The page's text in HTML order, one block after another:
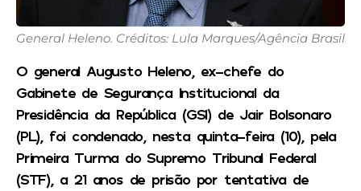
General Heleno. Créditos: Lula Marques/Agência Brasil
O general Augusto Heleno, ex-chefe do
Gabinete de Segurança Institucional da
Presidência da República (GSI) de Jair Bolsonaro
(PL), foi condenado, nesta quinta-feira (10), pela
Primeira Turma do Supremo Tribunal Federal
(STF), a 21 anos de prisão por tentativa de